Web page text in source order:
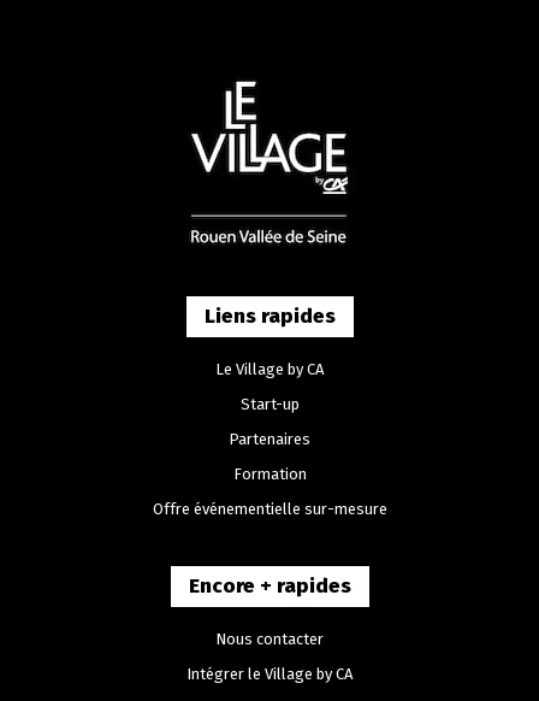
Liens rapides
Le Village by CA
Start-up
Partenaires
Formation
Offre événementielle sur-mesure
Encore + rapides
Nous contacter
Intégrer le Village by CA